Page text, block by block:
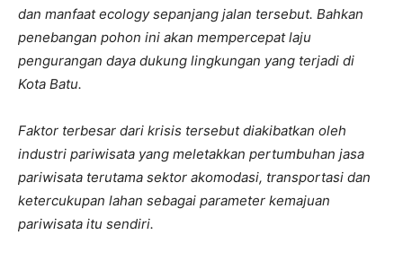
dan manfaat ecology sepanjang jalan tersebut. Bahkan
penebangan pohon ini akan mempercepat laju
pengurangan daya dukung lingkungan yang terjadi di
Kota Batu.
Faktor terbesar dari krisis tersebut diakibatkan oleh
industri pariwisata yang meletakkan pertumbuhan jasa
pariwisata terutama sektor akomodasi, transportasi dan
ketercukupan lahan sebagai parameter kemajuan
pariwisata itu sendiri.